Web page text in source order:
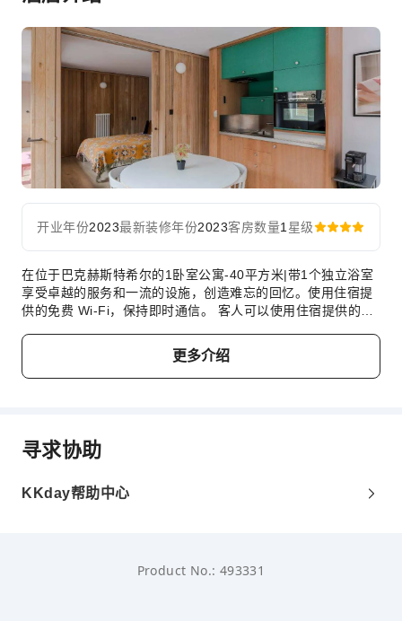
*Please note that we will ask for a check-in form to be
儿童与加床政策
本住宿无最小入住年龄限制，婴幼儿亦可入住。
年龄
婴儿2岁及以下 不占床情况下可免费与大人同住
儿童3 ～ 12岁 不占床情况下可免费与大人同住
费用说明
用须于现场支付，详情请参阅各房型与配套说明。
开业年份2023最新装修年份2023客房数量1 星级
在位于巴克赫斯特希尔的1卧室公寓-40平方米|带1个独立浴室
享受卓越的服务和一流的设施，创造难忘的回忆。使用住宿提
供的免费 Wi-Fi，保持即时通信。 客人可以使用住宿提供的停
客房设施包括客房送餐服务，让您放松身心，充分享受您的旅
行。 住宿全面禁烟，让客人享受洁净空气。 住宿配备了各种
便利设施，让您夜夜好眠。部分客房提供空调或寝具用品，以
特定客房提供冲泡咖啡或茶的器具，您可以很方便地给自己泡
杯咖啡或热茶。住宿的部分客房浴室配有必要的浴室用品，以
更多介绍
寻求协助
KKday帮助中心
Product No.: 493331